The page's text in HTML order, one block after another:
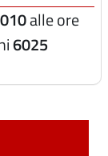
alle ore
6025